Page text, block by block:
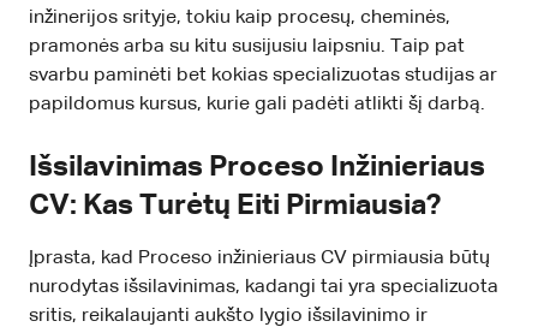
inžinerijos srityje, tokiu kaip procesų, cheminės,
pramonės arba su kitu susijusiu laipsniu. Taip pat
svarbu paminėti bet kokias specializuotas studijas ar
papildomus kursus, kurie gali padėti atlikti šį darbą.
Išsilavinimas Proceso Inžinieriaus
CV: Kas Turėtų Eiti Pirmiausia?
Įprasta, kad Proceso inžinieriaus CV pirmiausia būtų
nurodytas išsilavinimas, kadangi tai yra specializuota
sritis, reikalaujanti aukšto lygio išsilavinimo ir